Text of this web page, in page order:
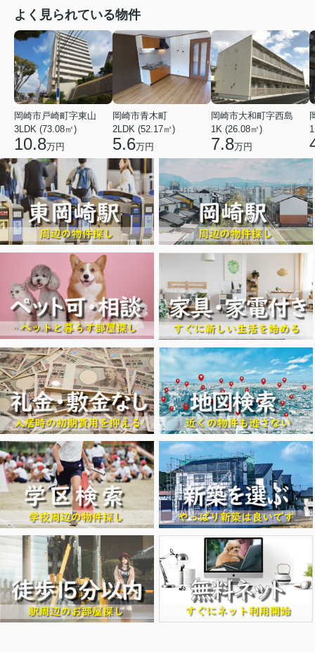
よく見られている物件
岡崎市戸崎町字東山
3LDK (73.08㎡)
10.8万円
岡崎市青木町
2LDK (52.17㎡)
5.6万円
岡崎市大和町字西島
1K (26.08㎡)
7.8万円